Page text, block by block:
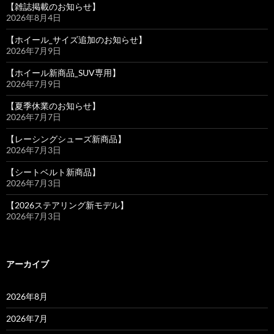
【雑誌掲載のお知らせ】
2026年8月4日
【ホイール_サイズ追加のお知らせ】
2026年7月9日
【ホイール新商品_SUV専用】
2026年7月9日
【夏季休業のお知らせ】
2026年7月7日
【レーシングシューズ新商品】
2026年7月3日
【シートベルト新商品】
2026年7月3日
【2026ステアリング新モデル】
2026年7月3日
アーカイブ
2026年8月
2026年7月